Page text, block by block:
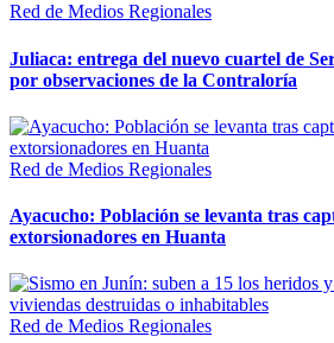
Red de Medios Regionales
Juliaca: entrega del nuevo cuartel de
por observaciones de la Contraloría
Red de Medios Regionales
Ayacucho: Población se levanta tras
extorsionadores en Huanta
Red de Medios Regionales